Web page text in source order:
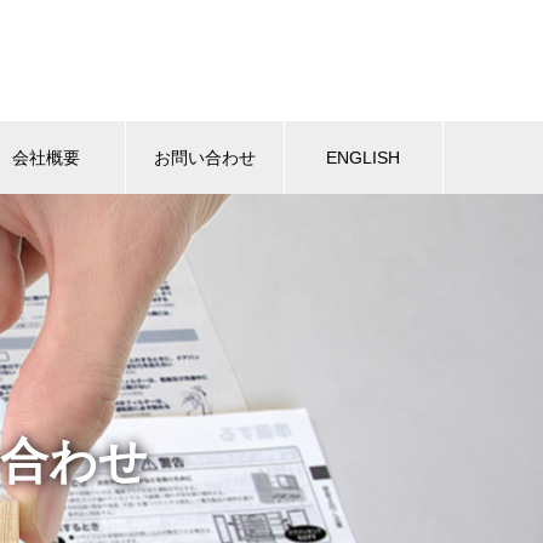
会社概要 お問い合わせ ENGLISH
わせ